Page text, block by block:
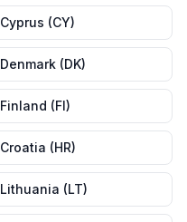
Cyprus (CY)
Denmark (DK)
Finland (FI)
Croatia (HR)
Lithuania (LT)